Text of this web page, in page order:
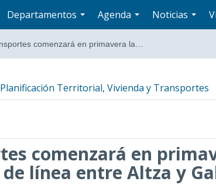
Departamentos Agenda Noticias
comenzará en primavera la…
Planificación Territorial, Vivienda y Transportes
comenzará en
línea entre Altza y